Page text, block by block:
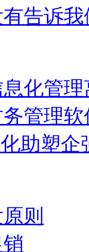
告诉
化管
管理软
助塑企
则